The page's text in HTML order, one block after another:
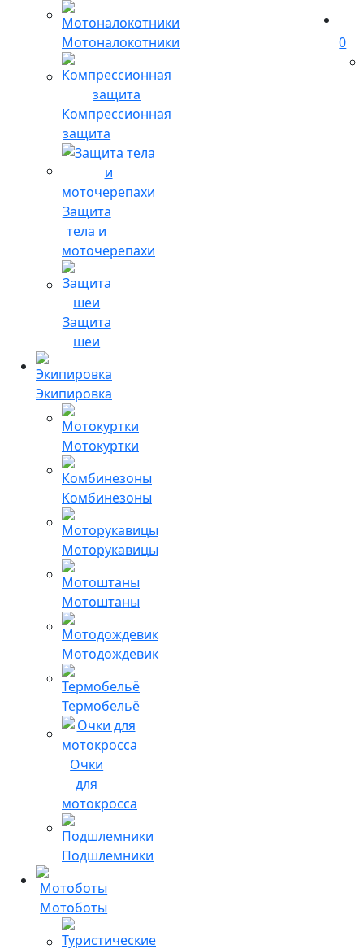
Мотоналокотники
Компрессионная
защита
Защита
тела и
моточерепахи
Защита
шеи
Экипировка
Мотокуртки
Комбинезоны
Моторукавицы
Мотоштаны
Мотодождевик
Термобельё
Очки
для
мотокросса
Подшлемники
Мотоботы
0